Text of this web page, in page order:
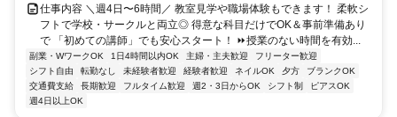
仕事内容 ＼週4日〜6時間／ 教室見学や職場体験もできます！ 柔軟シ
フトで学校・サークルと両立◎ 得意な科目だけでOK＆事前準備あり
で 「初めての講師」でも安心スタート！ ⏩授業のない時間を有効...
副業・WワークOK 1日4時間以内OK 主婦・主夫歓迎
フリーター歓迎
シフト自由
転勤なし 未経験者歓迎 経験者歓迎 ネイルOK 夕方
ブランクOK
交通費支給
長期歓迎 フルタイム歓迎 週2・3日からOK シフト制
ピアスOK
週4日以上OK